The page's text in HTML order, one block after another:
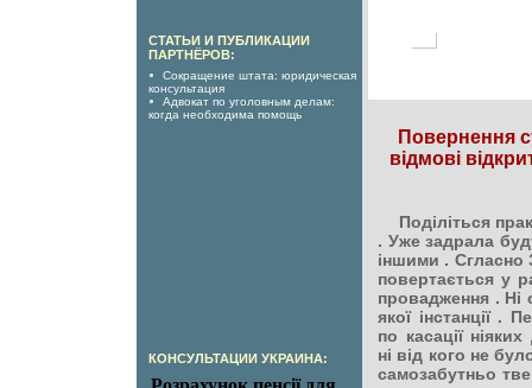
СТАТЬИ И ПУБЛИКАЦИИ
ПАРТНЁРОВ:
Сокращение штата: юридическая
консультация
Адвокат по уголовным делам:
когда необходима помощь
КОНСУЛЬТАЦИИ УКРАИНА:
Повернення
відмові
Поділіться
. Уже задрала
іншими . Сгласно
повертається у
провадження . Ні
якої інстанції .
по касації
ні від кого не
самозабутньо